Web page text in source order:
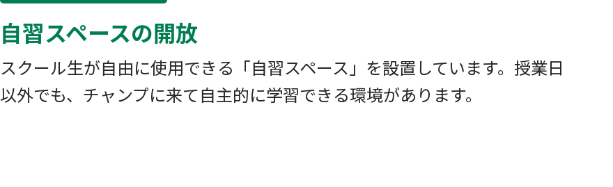
自習スペースの開放
スクール生が自由に使用できる「自習スペース」を設置しています。授業日
以外でも、チャンプに来て自主的に学習できる環境があります。